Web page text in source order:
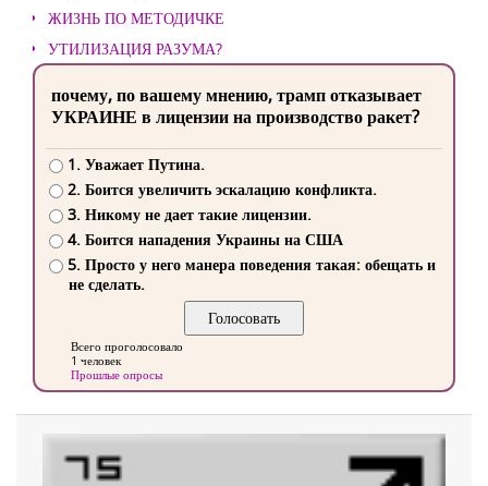
ЖИЗНЬ ПО МЕТОДИЧКЕ
УТИЛИЗАЦИЯ РАЗУМА?
почему, по вашему мнению, трамп отказывает
УКРАИНЕ в лицензии на производство ракет?
1. Уважает Путина.
2. Боится увеличить эскалацию конфликта.
3. Никому не дает такие лицензии.
4. Боится нападения Украины на США
5. Просто у него манера поведения такая: обещать и
не сделать.
Всего проголосовало
1 человек
Прошлые опросы